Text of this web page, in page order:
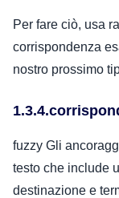
Per fare ciò, usa
corrispondenza
nostro prossimo
fuzzy Gli
testo che include
destinazione e